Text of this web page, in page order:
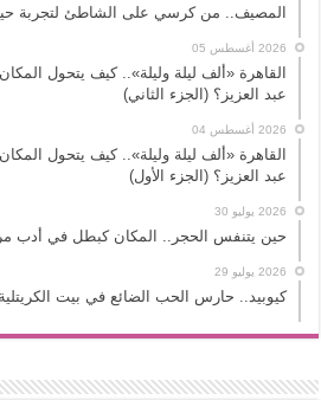
المصيف.. من كرسي على الشاطئ لتجربة
2026 أغسطس 05
القاهرة «ألف ليلة وليلة».. كيف يتحول
عبد العزيز؟ (الجزء الثاني)
2026 أغسطس 04
القاهرة «ألف ليلة وليلة».. كيف يتحول
عبد العزيز؟ (الجزء الأول)
2026 يوليو 30
حين يتنفس الحجر.. المكان كبطل في أدب
2026 يوليو 29
كيوبيد.. حارس الحب الضائع في بيت الكريتلية